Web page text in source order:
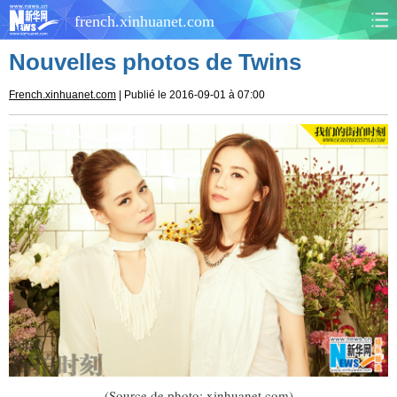
french.xinhuanet.com
CHINE MONDE
CULTURE SOCIÉTÉ
SANTÉ SPORTS
SCI&TECH PLANÈTE
TOURISME DOCUMENTS
DOSSIERS PHOTOS
VIDÉOS
Nouvelles photos de Twins
French.xinhuanet.com | Publié le 2016-09-01 à 07:00